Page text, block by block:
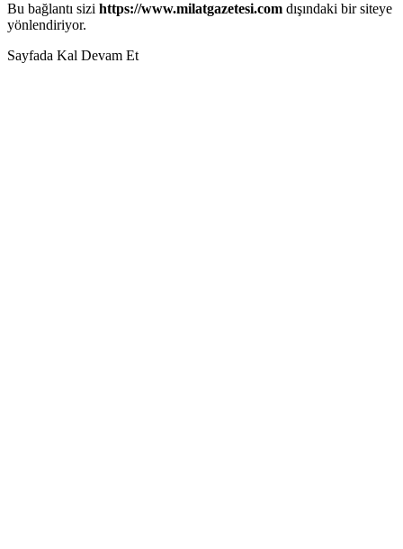
Bu bağlantı sizi https://www.milatgazetesi.com dışındaki bir siteye
yönlendiriyor.
Sayfada Kal Devam Et